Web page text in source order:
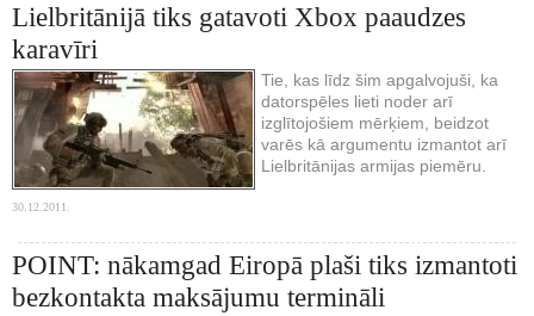
Lielbritānijā tiks gatavoti Xbox paaudzes
karavīri
Tie, kas līdz šim apgalvojuši, ka
datorspēles lieti noder arī
izglītojošiem mērķiem, beidzot
varēs kā argumentu izmantot arī
Lielbritānijas armijas piemēru.
30.12.2011.
POINT: nākamgad Eiropā plaši tiks izmantoti
bezkontakta maksājumu termināli